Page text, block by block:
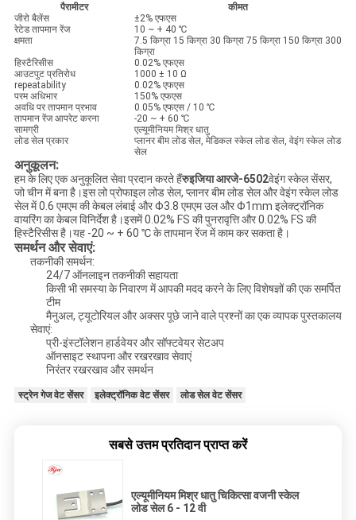
पैरामीटर
कीमत
जीरो बैलेंस
±2% एफएस
रेटेड तापमान रेंज
10 ~ + 40 ℃
क्षमता
7.5 किग्रा 15 किग्रा 30 किग्रा 75 किग्रा 150 किग्रा 300
किग्रा
हिस्टैरिसीस
0.02% एफएस
आउटपुट प्रतिरोध
1000 ± 10 Ω
repeatability
0.02% एफएस
परम अधिभार
150% एफएस
अवधि पर तापमान प्रभाव
0.05% एफएस / 10 ℃
तापमान रेंज आपरेट करना
-20 ~ + 60 ℃
सामग्री
एल्यूमीनियम मिश्र धातु
लोड सेल प्रकार
प्लानर बीम लोड सेल, मेडिकल स्केल लोड सेल, वेइंग स्केल लोड
सेल
अनुकूलन:
हम के लिए एक अनुकूलित सेवा प्रदान करते हैंरुइजिया आरजे-6502वेइंग स्केल सेंसर,
जो चीन में बना है।इस लो प्रोफाइल लोड सेल, प्लानर बीम लोड सेल और वेइंग स्केल लोड
सेल में 0.6 एमएम की केबल लंबाई और Φ3.8 एमएम उल और Φ1mm इलेक्ट्रॉनिक
वायरिंग का केबल विनिर्देश है।इसमें 0.02% FS की पुनरावृत्ति और 0.02% FS की
हिस्टैरिसीस है।यह -20 ~ + 60 ℃ के तापमान रेंज में काम कर सकता है।
समर्थन और सेवाएं:
तकनीकी समर्थन:
24/7 ऑनलाइन तकनीकी सहायता
किसी भी समस्या के निवारण में आपकी मदद करने के लिए विशेषज्ञों की एक समर्पित
टीम
मैनुअल, ट्यूटोरियल और अक्सर पूछे जाने वाले प्रश्नों का एक व्यापक पुस्तकालय
सेवाएं:
प्री-इंस्टॉलेशन हार्डवेयर और सॉफ्टवेयर सेटअप
ऑनसाइट स्थापना और रखरखाव सेवाएं
निरंतर रखरखाव और समर्थन
स्ट्रेन गेज वेट सेंसर इलेक्ट्रॉनिक वेट सेंसर लोड सेल वेट सेंसर
सबसे उत्तम प्रतिदान प्राप्त करें
एल्यूमीनियम मिश्र धातु चिकित्सा वजनी स्केल
लोड सेल 6 - 12 वी